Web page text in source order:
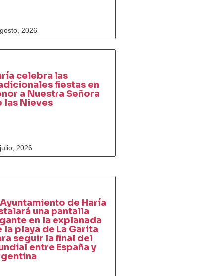
2026
celebra las
fiestas en
a Nuestra Señora
las Nieves
2026
de Haría
una pantalla
en la explanada
la playa de La Garita
seguir la final del
entre España y